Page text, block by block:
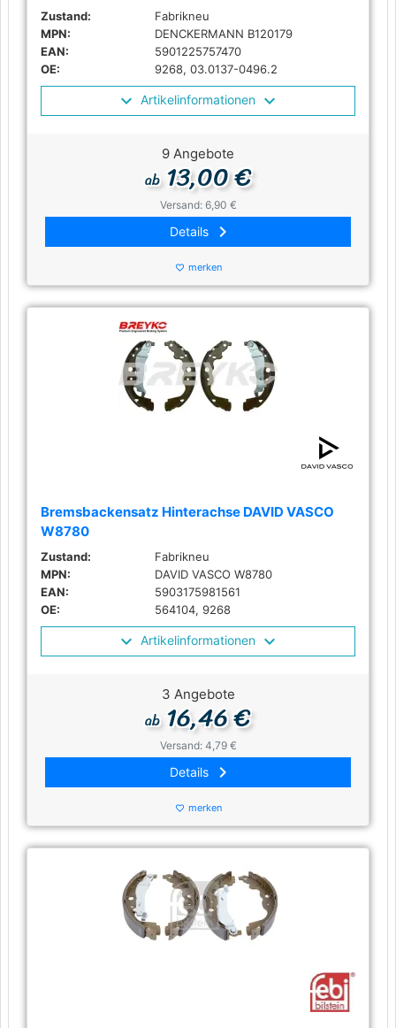
Zustand:
Fabrikneu
MPN:
DENCKERMANN B120179
EAN:
5901225757470
OE:
9268, 03.0137-0496.2
Artikelinformationen
9 Angebote
ab13,00 €
Versand: 6,90 €
Details keyboard_arrow_right
favorite_border merken
Bremsbackensatz Hinterachse DAVID VASCO
W8780
Zustand:
Fabrikneu
MPN:
DAVID VASCO W8780
EAN:
5903175981561
OE:
564104, 9268
Artikelinformationen
3 Angebote
ab16,46 €
Versand: 4,79 €
Details keyboard_arrow_right
favorite_border merken